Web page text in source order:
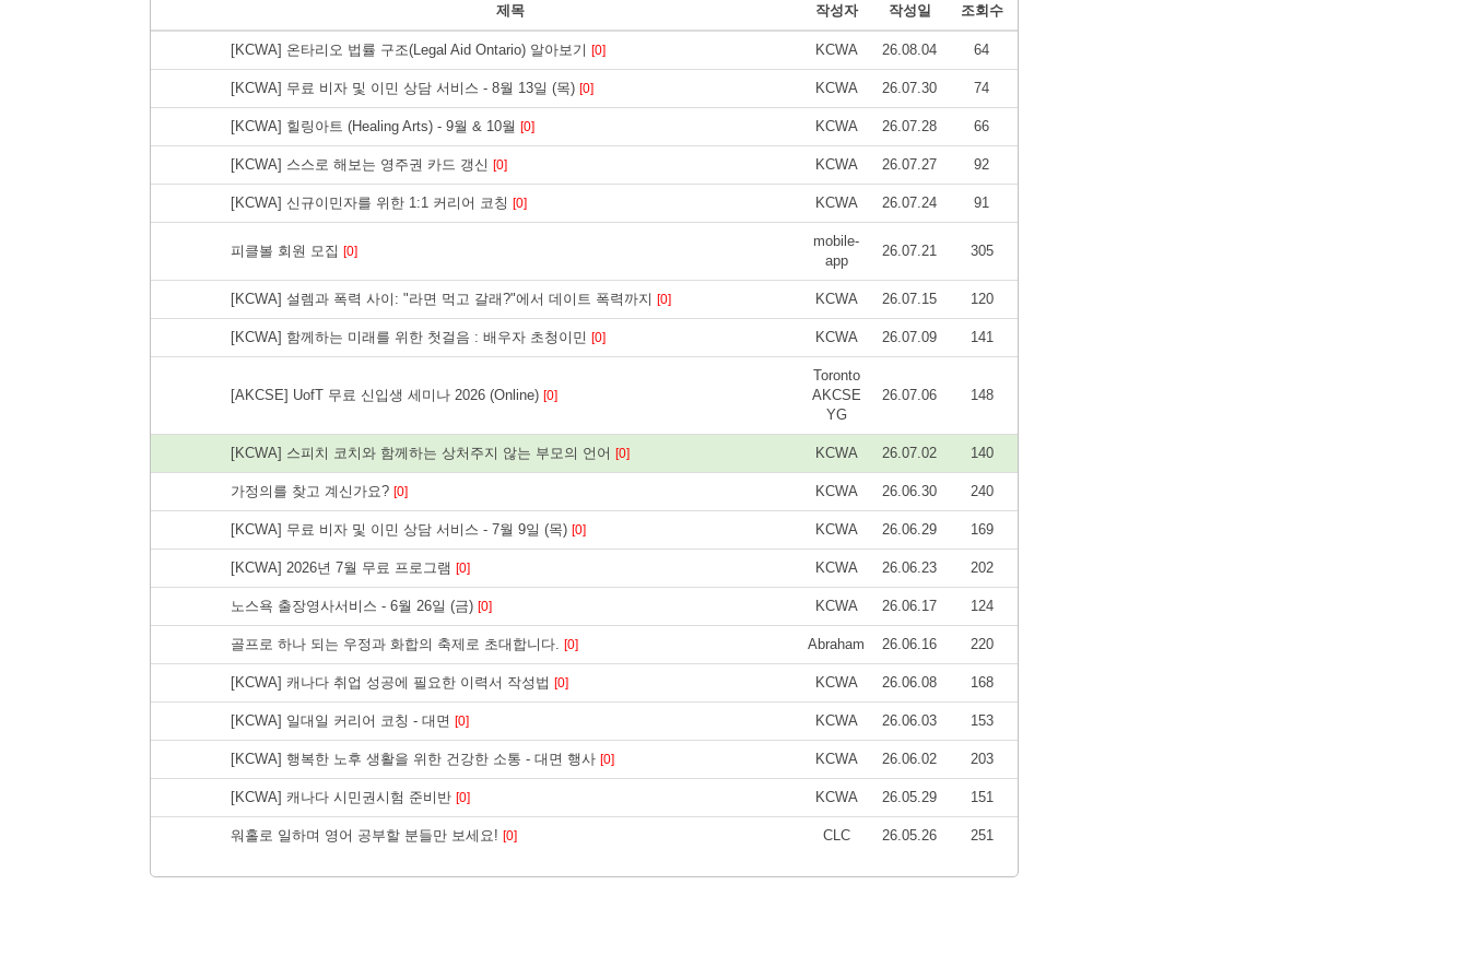
제목 작성자 작성일 조회수
[KCWA] 온타리오 법률 구조(Legal Aid Ontario) 알아보기 [0] KCWA 26.08.04 64
[KCWA] 무료 비자 및 이민 상담 서비스 - 8월 13일 (목) [0] KCWA 26.07.30 74
[KCWA] 힐링아트 (Healing Arts) - 9월 & 10월 [0] KCWA 26.07.28 66
[KCWA] 스스로 해보는 영주권 카드 갱신 [0] KCWA 26.07.27 92
[KCWA] 신규이민자를 위한 1:1 커리어 코칭 [0] KCWA 26.07.24 91
피클볼 회원 모집 [0]
mobile-
app
26.07.21 305
[KCWA] 설렘과 폭력 사이: "라면 먹고 갈래?"에서 데이트 폭력까지 [0] KCWA 26.07.15 120
[KCWA] 함께하는 미래를 위한 첫걸음 : 배우자 초청이민 [0] KCWA 26.07.09 141
[AKCSE] UofT 무료 신입생 세미나 2026 (Online) [0]
Toronto
AKCSE
YG
26.07.06 148
[KCWA] 스피치 코치와 함께하는 상처주지 않는 부모의 언어 [0] KCWA 26.07.02 140
가정의를 찾고 계신가요? [0] KCWA 26.06.30 240
[KCWA] 무료 비자 및 이민 상담 서비스 - 7월 9일 (목) [0] KCWA 26.06.29 169
[KCWA] 2026년 7월 무료 프로그램 [0] KCWA 26.06.23 202
노스욕 출장영사서비스 - 6월 26일 (금) [0] KCWA 26.06.17 124
골프로 하나 되는 우정과 화합의 축제로 초대합니다. [0] Abraham 26.06.16 220
[KCWA] 캐나다 취업 성공에 필요한 이력서 작성법 [0] KCWA 26.06.08 168
[KCWA] 일대일 커리어 코칭 - 대면 [0] KCWA 26.06.03 153
[KCWA] 행복한 노후 생활을 위한 건강한 소통 - 대면 행사 [0] KCWA 26.06.02 203
[KCWA] 캐나다 시민권시험 준비반 [0] KCWA 26.05.29 151
워홀로 일하며 영어 공부할 분들만 보세요! [0] CLC 26.05.26 251